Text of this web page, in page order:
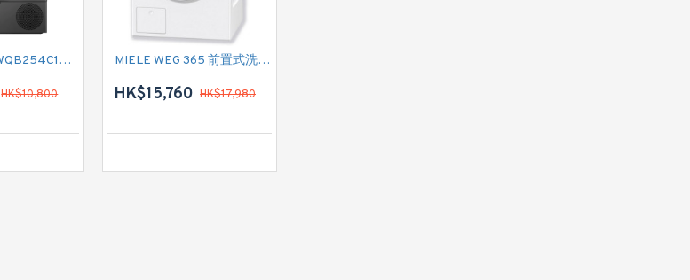
BOSCH 博世 WQB254C1HK 熱泵式冷凝乾衣機 (10 公斤)
HK$10,800
MIELE WEG 365 前置式洗衣機(9公斤,1400 轉/分鐘)
HK$15,760 HK$17,980